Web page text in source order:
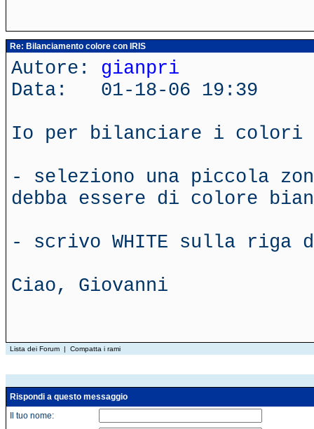
Re: Bilanciamento colore con IRIS
Autore: gianpri
Data: 01-18-06 19:39
Io per bilanciare i colori
- seleziono una piccola
debba essere di colore
- scrivo WHITE sulla riga
Ciao, Giovanni
Lista dei Forum | Compatta i rami
Rispondi a questo messaggio
Il tuo nome: